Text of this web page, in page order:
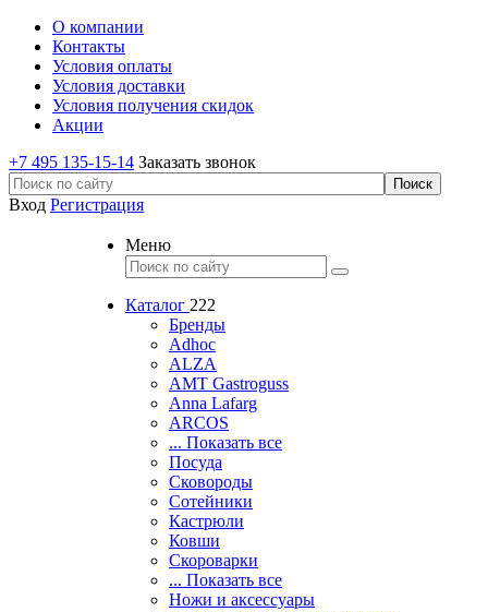
О компании
Контакты
Условия оплаты
Условия доставки
Условия получения скидок
Акции
+7 495 135-15-14 Заказать звонок
Вход Регистрация
Меню
Каталог 222
Бренды
Adhoc
ALZA
AMT Gastroguss
Anna Lafarg
ARCOS
... Показать все
Посуда
Сковороды
Сотейники
Кастрюли
Ковши
Скороварки
... Показать все
Ножи и аксессуары